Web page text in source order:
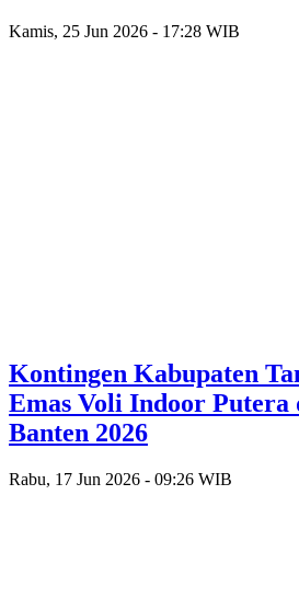
Kamis, 25 Jun 2026 - 17:28 WIB
Kontingen Kabupaten
Emas Voli Indoor
Banten 2026
Rabu, 17 Jun 2026 - 09:26 WIB